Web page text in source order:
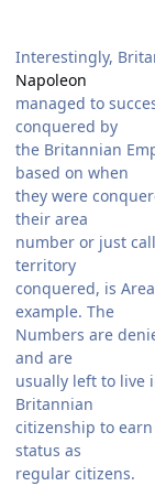
Interestingly,
Napoleon
managed to
conquered by
the Britannian
based on when
they were
their area
number or just
territory
conquered, is
example. The
Numbers are
and are
usually left to live
Britannian
citizenship to
status as
regular citizens.